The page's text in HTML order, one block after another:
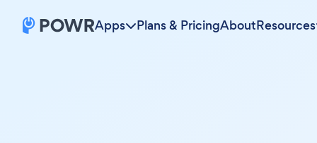
Apps Plans & PricingAboutResources